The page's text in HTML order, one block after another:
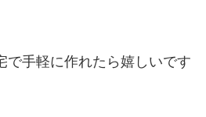
で手軽に作れたら嬉しいです